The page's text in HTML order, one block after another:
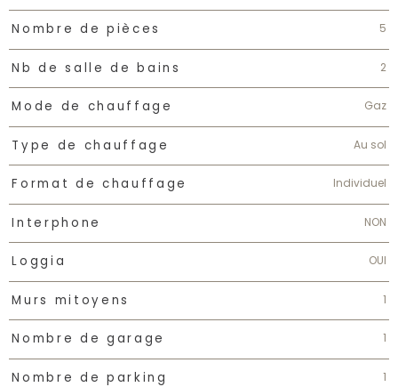
Nombre de pièces 5
Nb de salle de bains 2
Mode de chauffage Gaz
Type de chauffage Au sol
Format de chauffage Individuel
Interphone NON
Loggia OUI
Murs mitoyens 1
Nombre de garage 1
Nombre de parking 1